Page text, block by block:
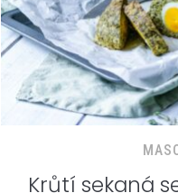
Krůtí sekaná